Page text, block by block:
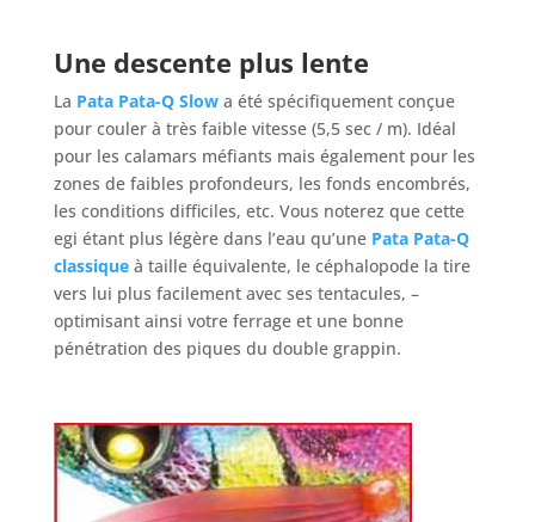
Une descente plus lente
La Pata Pata-Q Slow a été spécifiquement conçue
pour couler à très faible vitesse (5,5 sec / m). Idéal
pour les calamars méfiants mais également pour les
zones de faibles profondeurs, les fonds encombrés,
les conditions difficiles, etc. Vous noterez que cette
egi étant plus légère dans l’eau qu’une Pata Pata-Q
classiqueà taille équivalente, le céphalopode la tire
vers lui plus facilement avec ses tentacules, –
optimisant ainsi votre ferrage et une bonne
pénétration des piques du double grappin.